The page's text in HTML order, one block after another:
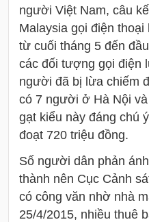
người Việt Nam, câu
Malaysia gọi điện
từ cuối tháng 5 đến
các đối tượng gọi điện
người đã bị lừa chiếm
có 7 người ở Hà Nội
gạt kiểu này đáng chú
đoạt 720 triệu đồng.
Số người dân phản
thành nên Cục Cảnh
có công văn nhờ nhà
25/4/2015, nhiều thuê